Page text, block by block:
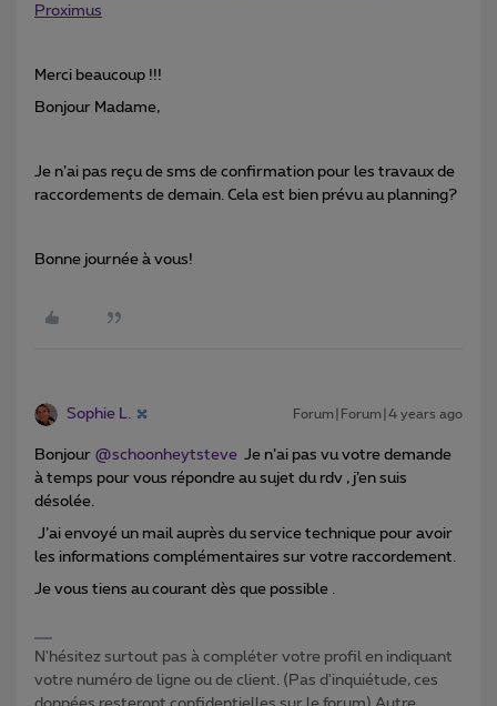
Proximus
Merci beaucoup !!!
Bonjour Madame,
Je n’ai pas reçu de sms de confirmation pour les travaux de
raccordements de demain. Cela est bien prévu au planning?
Bonne journée à vous!
Sophie L. Forum|Forum|4 years ago
Bonjour @schoonheytsteve Je n’ai pas vu votre demande
à temps pour vous répondre au sujet du rdv , j’en suis
désolée.
J’ai envoyé un mail auprès du service technique pour avoir
les informations complémentaires sur votre raccordement.
Je vous tiens au courant dès que possible .
N'hésitez surtout pas à compléter votre profil en indiquant
votre numéro de ligne ou de client. (Pas d'inquiétude, ces